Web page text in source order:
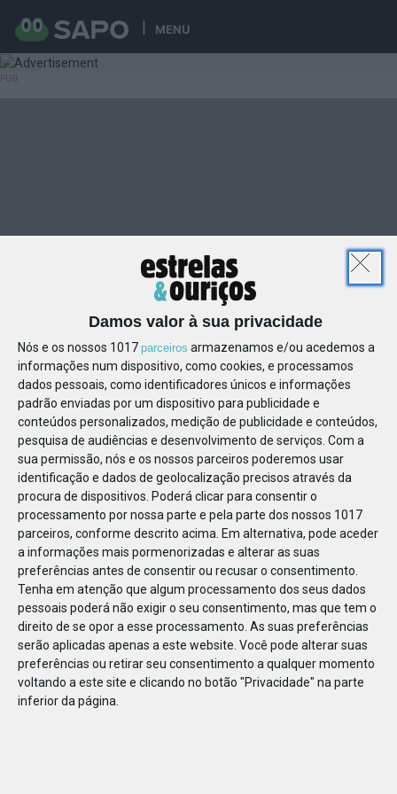
Damos valor à sua privacidade
Nós e os nossos 1017 parceiros armazenamos e/ou acedemos a
informações num dispositivo, como cookies, e processamos
dados pessoais, como identificadores únicos e informações
padrão enviadas por um dispositivo para publicidade e
conteúdos personalizados, medição de publicidade e conteúdos,
pesquisa de audiências e desenvolvimento de serviços. Com a
sua permissão, nós e os nossos parceiros poderemos usar
identificação e dados de geolocalização precisos através da
procura de dispositivos. Poderá clicar para consentir o
processamento por nossa parte e pela parte dos nossos 1017
parceiros, conforme descrito acima. Em alternativa, pode aceder
a informações mais pormenorizadas e alterar as suas
preferências antes de consentir ou recusar o consentimento.
Tenha em atenção que algum processamento dos seus dados
pessoais poderá não exigir o seu consentimento, mas que tem o
direito de se opor a esse processamento. As suas preferências
serão aplicadas apenas a este website. Você pode alterar suas
preferências ou retirar seu consentimento a qualquer momento
voltando a este site e clicando no botão "Privacidade" na parte
inferior da página.
MENU
7145972074584